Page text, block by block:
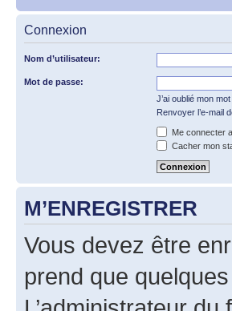
Connexion
Nom d’utilisateur:
Mot de passe:
J’ai oublié mon
Renvoyer l’e-mail
Me connecter
Cacher mon
M’ENREGISTRER
Vous devez être
prend que